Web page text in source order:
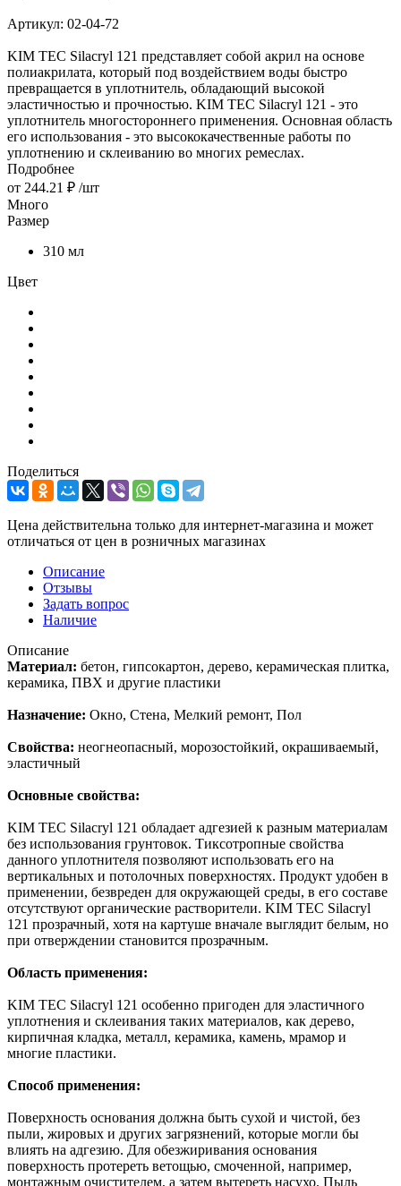
Артикул: 02-04-72
KIM TEC Silacryl 121 представляет собой акрил на основе
полиакрилата, который под воздействием воды быстро
превращается в уплотнитель, обладающий высокой
эластичностью и прочностью. KIM TEC Silacryl 121 - это
уплотнитель многостороннего применения. Основная область
его использования - это высококачественные работы по
уплотнению и склеиванию во многих ремеслах.
Подробнее
от 244.21 ₽ /шт
Много
Размер
310 мл
Цвет
Поделиться
Цена действительна только для интернет-магазина и может
отличаться от цен в розничных магазинах
Описание
Отзывы
Задать вопрос
Наличие
Описание
Материал: бетон, гипсокартон, дерево, керамическая плитка,
керамика, ПВХ и другие пластики
Назначение: Окно, Стена, Мелкий ремонт, Пол
Свойства: неогнеопасный, морозостойкий, окрашиваемый,
эластичный
Основные свойства:
KIM TEC Silacryl 121 обладает адгезией к разным материалам
без использования грунтовок. Тиксотропные свойства
данного уплотнителя позволяют использовать его на
вертикальных и потолочных поверхностях. Продукт удобен в
применении, безвреден для окружающей среды, в его составе
отсутствуют органические растворители. KIM TEC Silacryl
121 прозрачный, хотя на картуше вначале выглядит белым, но
при отверждении становится прозрачным.
Область применения:
KIM TEC Silacryl 121 особенно пригоден для эластичного
уплотнения и склеивания таких материалов, как дерево,
кирпичная кладка, металл, керамика, камень, мрамор и
многие пластики.
Способ применения:
Поверхность основания должна быть сухой и чистой, без
пыли, жировых и других загрязнений, которые могли бы
влиять на адгезию. Для обезжиривания основания
поверхность протереть ветощью, смоченной, например,
монтажным очистителем, а затем вытереть насухо. Пыль